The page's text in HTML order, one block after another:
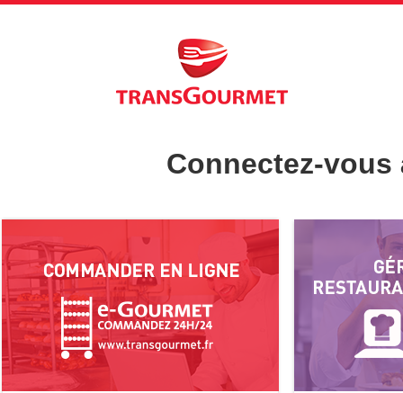
Connectez-